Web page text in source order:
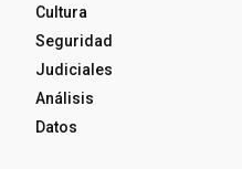
Cultura
Seguridad
Judiciales
Análisis
Datos